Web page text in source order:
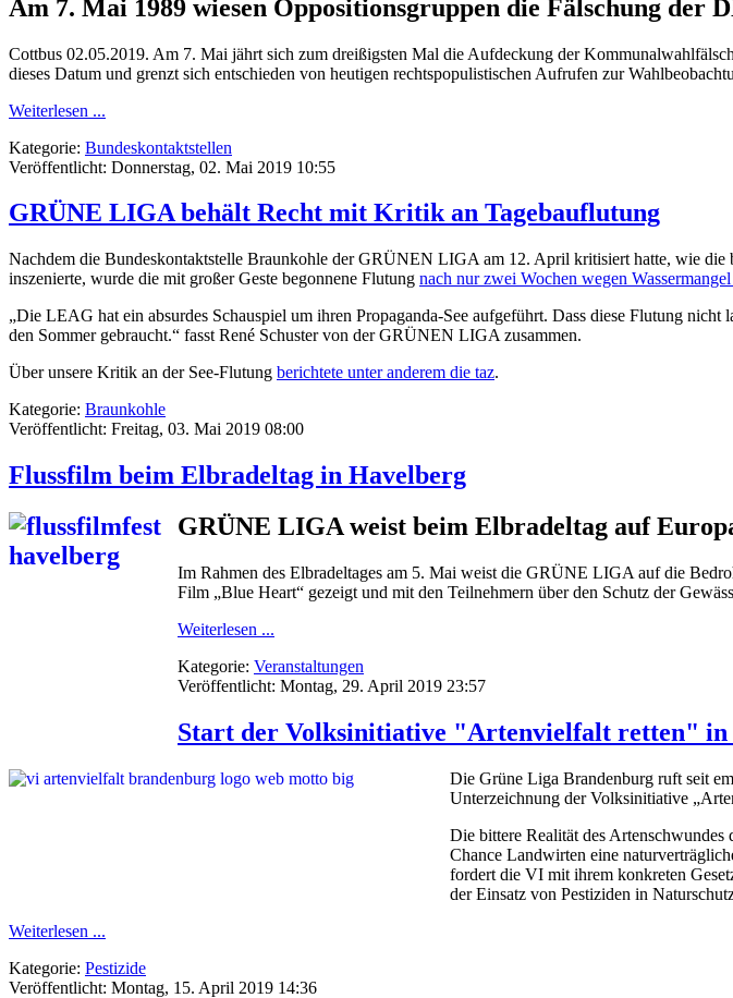
Am 7. Mai 1989 wiesen Oppositionsgruppen die Fälschung der
Cottbus 02.05.2019. Am 7. Mai jährt sich zum dreißigsten Mal die Aufdeckung der
dieses Datum und grenzt sich entschieden von heutigen rechtspopulistischen Aufrufen zur
Weiterlesen ...
Kategorie: Bundeskontaktstellen
Veröffentlicht: Donnerstag, 02. Mai 2019 10:55
GRÜNE LIGA behält Recht mit Kritik an Tagebauflutung
Nachdem die Bundeskontaktstelle Braunkohle der GRÜNEN LIGA am 12. April kritisiert hatte, wie die
inszenierte, wurde die mit großer Geste begonnene Flutung nach nur zwei Wochen wegen
„Die LEAG hat ein absurdes Schauspiel um ihren Propaganda-See aufgeführt. Dass diese Flutung
den Sommer gebraucht.“ fasst René Schuster von der GRÜNEN LIGA zusammen.
Über unsere Kritik an der See-Flutung berichtete unter anderem die taz.
Kategorie: Braunkohle
Veröffentlicht: Freitag, 03. Mai 2019 08:00
Flussfilm beim Elbradeltag in Havelberg
GRÜNE LIGA weist beim Elbradeltag auf
Im Rahmen des Elbradeltages am 5. Mai weist die GRÜNE LIGA auf die
Film „Blue Heart“ gezeigt und mit den Teilnehmern über den Schutz der
Weiterlesen ...
Kategorie: Veranstaltungen
Veröffentlicht: Montag, 29. April 2019 23:57
Start der Volksinitiative "Artenvielfalt retten" in
Die Grüne Liga Brandenburg ruft seit
Unterzeichnung der Volksinitiative
Die bittere Realität des Artenschwundes
Chance Landwirten eine
fordert die VI mit ihrem konkreten
der Einsatz von Pestiziden in
Weiterlesen ...
Kategorie: Pestizide
Veröffentlicht: Montag, 15. April 2019 14:36